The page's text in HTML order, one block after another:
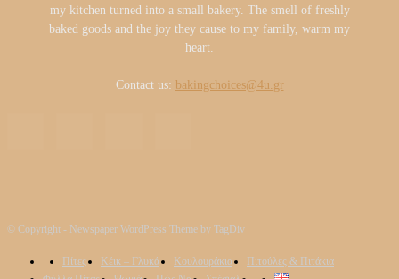
my kitchen turned into a small bakery. The smell of freshly
baked goods and the joy they cause to my family, warm my
heart.
Contact us: bakingchoices@4u.gr
© Copyright - Newspaper WordPress Theme by TagDiv
Πίτες Κέικ – Γλυκά Κουλουράκια
Πιτούλες & Πιτάκια